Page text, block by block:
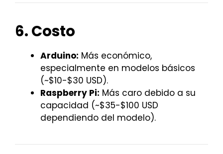
6. Costo
Arduino: Más económico,
especialmente en modelos básicos
(~$10-$30 USD).
Raspberry Pi: Más caro debido a su
capacidad (~$35-$100 USD
dependiendo del modelo).